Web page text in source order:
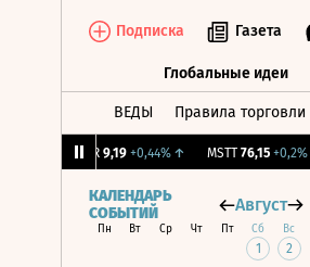
Подписка Газета
Глобальные идеи
ВЕДЫ Правила торговли
9,19 +0,44%↑ MSTT 76,15 +0,2%↑
КАЛЕНДАРЬ
СОБЫТИЙ
Август
Пн Вт Ср Чт Пт Сб Вс
1 2